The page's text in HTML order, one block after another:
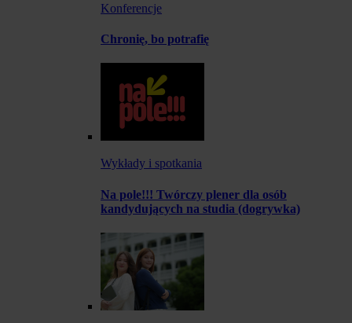
Konferencje
Chronię, bo potrafię
Wykłady i spotkania
Na pole!!! Twórczy plener dla osób
kandydujących na studia (dogrywka)